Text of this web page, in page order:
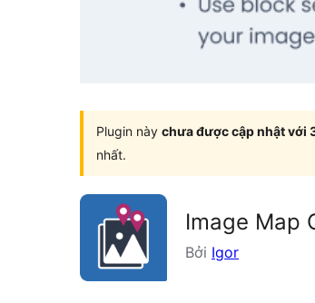
Plugin này chưa được cập nhật với
nhất.
Image Map
Bởi Igor